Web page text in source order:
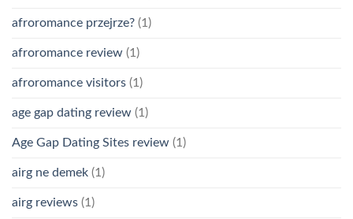
afroromance przejrze? (1)
afroromance review (1)
afroromance visitors (1)
age gap dating review (1)
Age Gap Dating Sites review (1)
airg ne demek (1)
airg reviews (1)